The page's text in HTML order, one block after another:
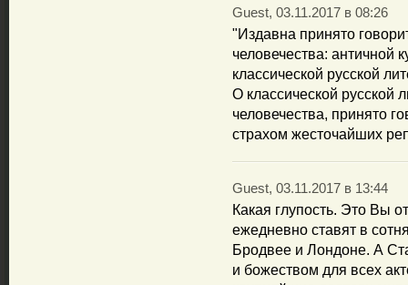
Guest, 03.11.2017 в 08:26
"Издавна принято
человечества: античной
классической русской
О классической русской
человечества, принято
страхом жесточайших
Guest, 03.11.2017 в 13:44
Какая глупость. Это Вы
ежедневно ставят в
Бродвее и Лондоне. А
и божеством для всех